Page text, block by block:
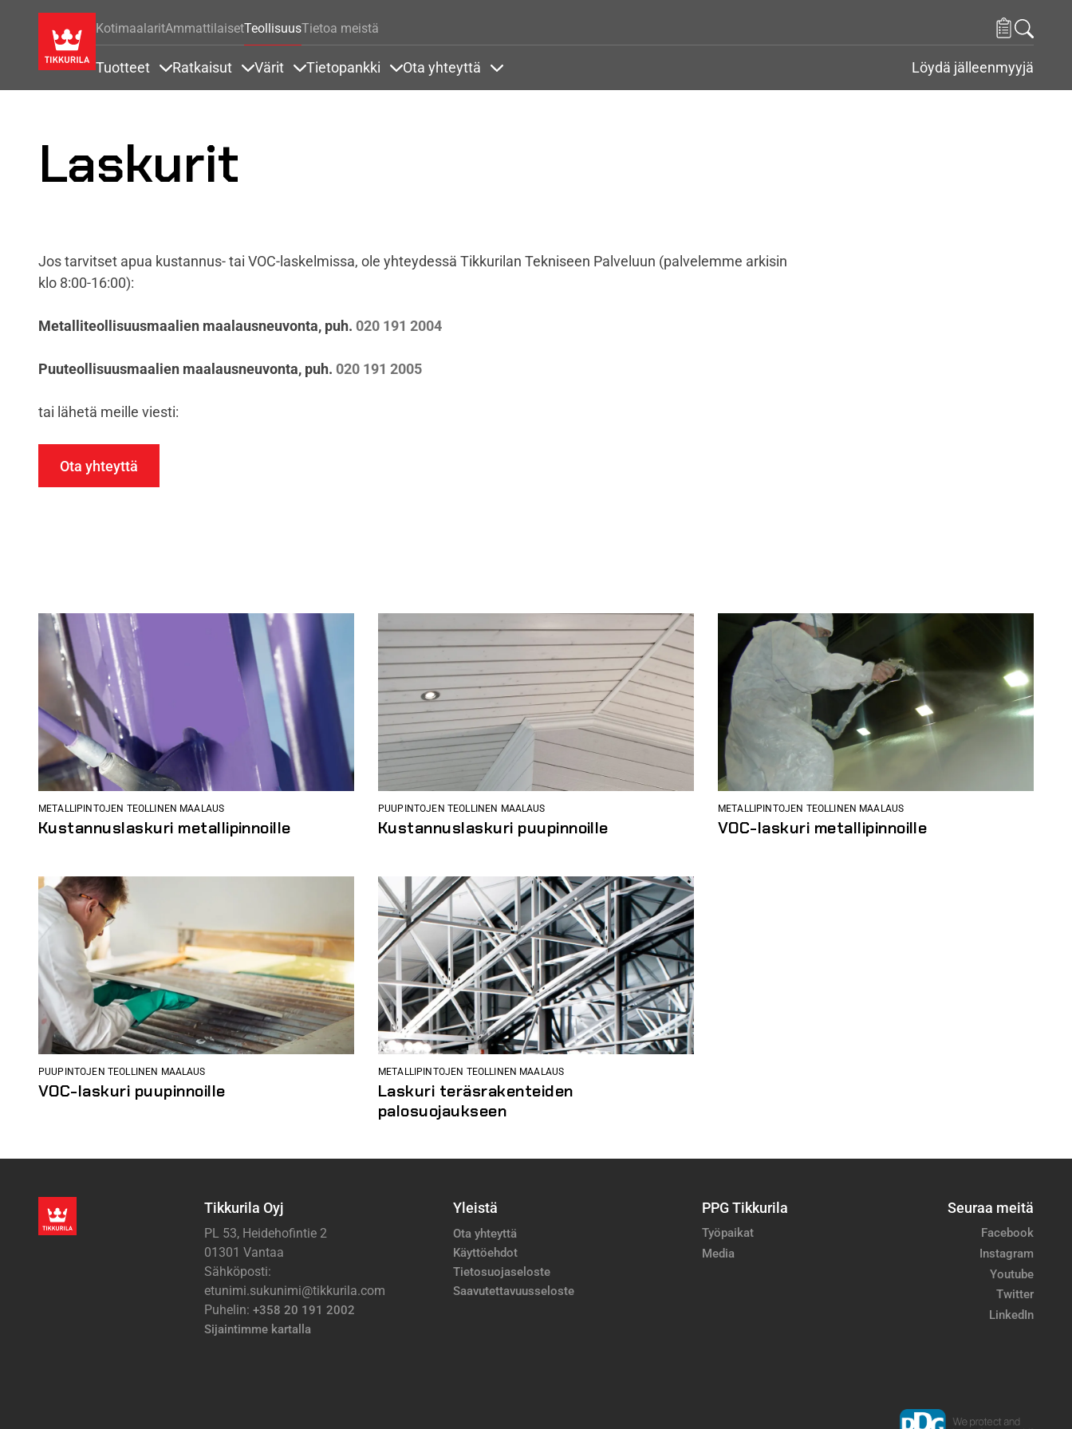
KotimaalaritAmmattilaisetTeollisuusTietoa meistä
Tuotteet Ratkaisut Värit Tietopankki Ota yhteyttä Löydä jälleenmyyjä
Laskurit
Jos tarvitset apua kustannus- tai VOC-laskelmissa, ole yhteydessä Tikkurilan Tekniseen Palveluun (palvelemme arkisin
klo 8:00-16:00):
Metalliteollisuusmaalien maalausneuvonta, puh. 020 191 2004
Puuteollisuusmaalien maalausneuvonta, puh. 020 191 2005
tai lähetä meille viesti:
Ota yhteyttä
METALLIPINTOJEN TEOLLINEN MAALAUS
Kustannuslaskuri metallipinnoille
PUUPINTOJEN TEOLLINEN MAALAUS
Kustannuslaskuri puupinnoille
METALLIPINTOJEN TEOLLINEN MAALAUS
VOC-laskuri metallipinnoille
PUUPINTOJEN TEOLLINEN MAALAUS
VOC-laskuri puupinnoille
METALLIPINTOJEN TEOLLINEN MAALAUS
Laskuri teräsrakenteiden
palosuojaukseen
Tikkurila Oyj
PL 53, Heidehofintie 2
01301 Vantaa
Sähköposti:
etunimi.sukunimi@tikkurila.com
Puhelin: +358 20 191 2002
Sijaintimme kartalla
Yleistä
Ota yhteyttä
Käyttöehdot
Tietosuojaseloste
Saavutettavuusseloste
PPG Tikkurila
Työpaikat
Media
Seuraa meitä
Facebook
Instagram
Youtube
Twitter
LinkedIn